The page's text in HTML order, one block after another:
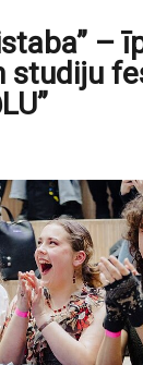
–
studiju